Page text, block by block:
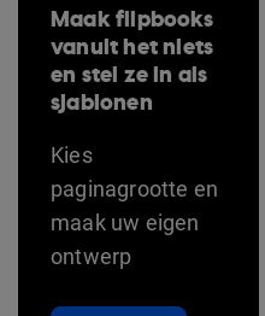
Maak flipbooks
vanuit het niets
en stel ze in als
sjablonen
Kies
paginagrootte en
maak uw eigen
ontwerp